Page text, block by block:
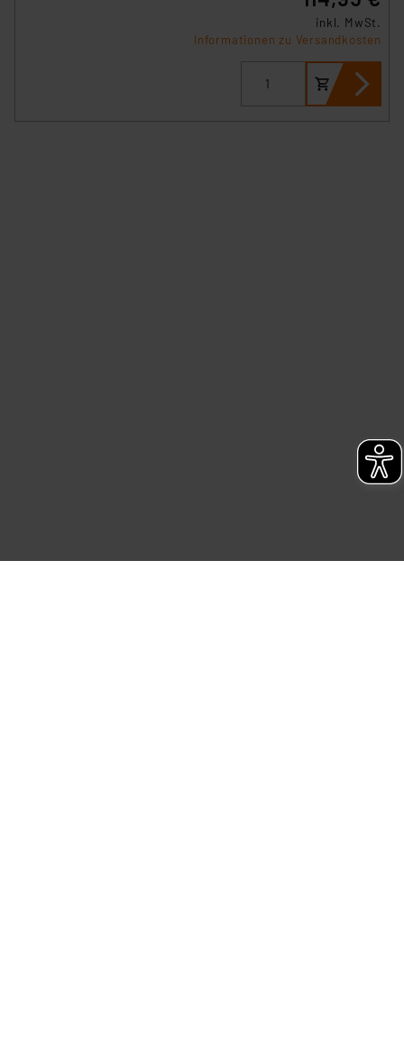
inkl. MwSt.
Informationen zu Versandkosten